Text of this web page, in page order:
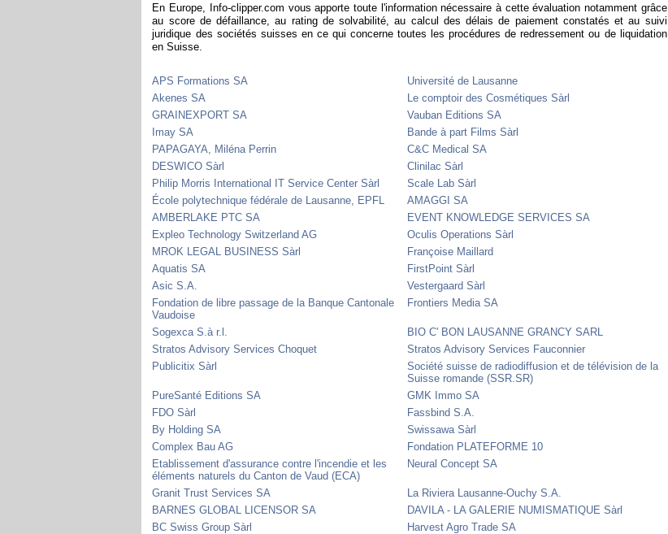
En Europe, Info-clipper.com vous apporte toute l'information nécessaire à cette évaluation notamment grâce
au score de défaillance, au rating de solvabilité, au calcul des délais de paiement constatés et au suivi
juridique des sociétés suisses en ce qui concerne toutes les procédures de redressement ou de liquidation
en Suisse.
APS Formations SA
Université de Lausanne
Akenes SA
Le comptoir des Cosmétiques Sàrl
GRAINEXPORT SA
Vauban Editions SA
Imay SA
Bande à part Films Sàrl
PAPAGAYA, Miléna Perrin
C&C Medical SA
DESWICO Sàrl
Clinilac Sàrl
Philip Morris International IT Service Center Sàrl
Scale Lab Sàrl
École polytechnique fédérale de Lausanne, EPFL
AMAGGI SA
AMBERLAKE PTC SA
EVENT KNOWLEDGE SERVICES SA
Expleo Technology Switzerland AG
Oculis Operations Sàrl
MROK LEGAL BUSINESS Sàrl
Françoise Maillard
Aquatis SA
FirstPoint Sàrl
Asic S.A.
Vestergaard Sàrl
Fondation de libre passage de la Banque Cantonale
Vaudoise
Frontiers Media SA
Sogexca S.à r.l.
BIO C' BON LAUSANNE GRANCY SARL
Stratos Advisory Services Choquet
Stratos Advisory Services Fauconnier
Publicitix Sàrl
Société suisse de radiodiffusion et de télévision de la
Suisse romande (SSR.SR)
PureSanté Editions SA
GMK Immo SA
FDO Sàrl
Fassbind S.A.
By Holding SA
Swissawa Sàrl
Complex Bau AG
Fondation PLATEFORME 10
Etablissement d'assurance contre l'incendie et les
éléments naturels du Canton de Vaud (ECA)
Neural Concept SA
Granit Trust Services SA
La Riviera Lausanne-Ouchy S.A.
BARNES GLOBAL LICENSOR SA
DAVILA - LA GALERIE NUMISMATIQUE Sàrl
BC Swiss Group Sàrl
Harvest Agro Trade SA